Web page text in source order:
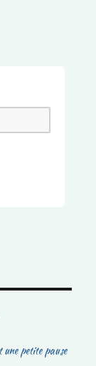
une petite pause